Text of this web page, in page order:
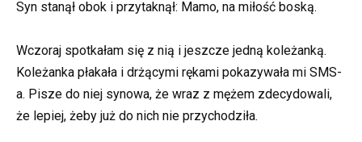
Syn stanął obok i przytaknął: Mamo, na miłość boską.
Wczoraj spotkałam się z nią i jeszcze jedną koleżanką.
Koleżanka płakała i drżącymi rękami pokazywała mi SMS-
a. Pisze do niej synowa, że wraz z mężem zdecydowali,
że lepiej, żeby już do nich nie przychodziła.